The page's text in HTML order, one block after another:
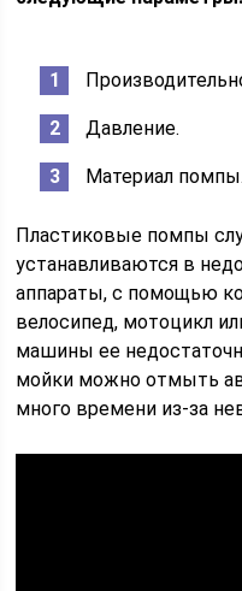
Давление.
Материал помпы.
Пластиковые помпы
устанавливаются в
аппараты, с помощью
велосипед, мотоцикл
машины ее
мойки можно отмыть
много времени из-за